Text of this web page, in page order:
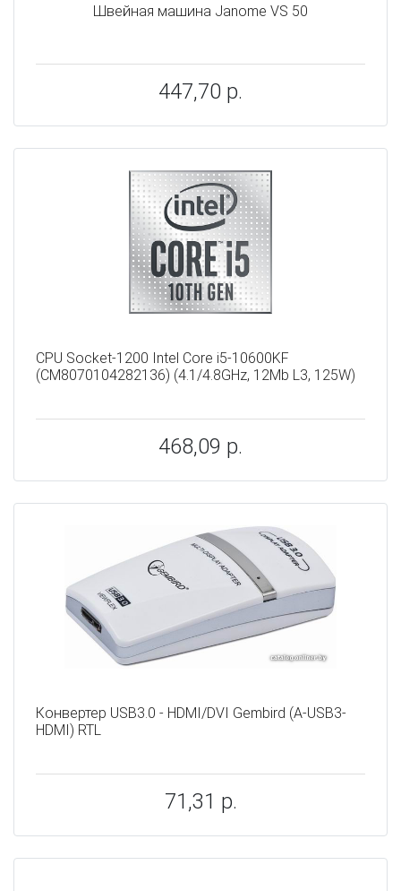
Швейная машина Janome VS 50
447,70 р.
CPU Socket-1200 Intel Core i5-10600KF
(CM8070104282136) (4.1/4.8GHz, 12Mb L3, 125W)
468,09 р.
Конвертер USB3.0 - HDMI/DVI Gembird (A-USB3-
HDMI) RTL
71,31 р.